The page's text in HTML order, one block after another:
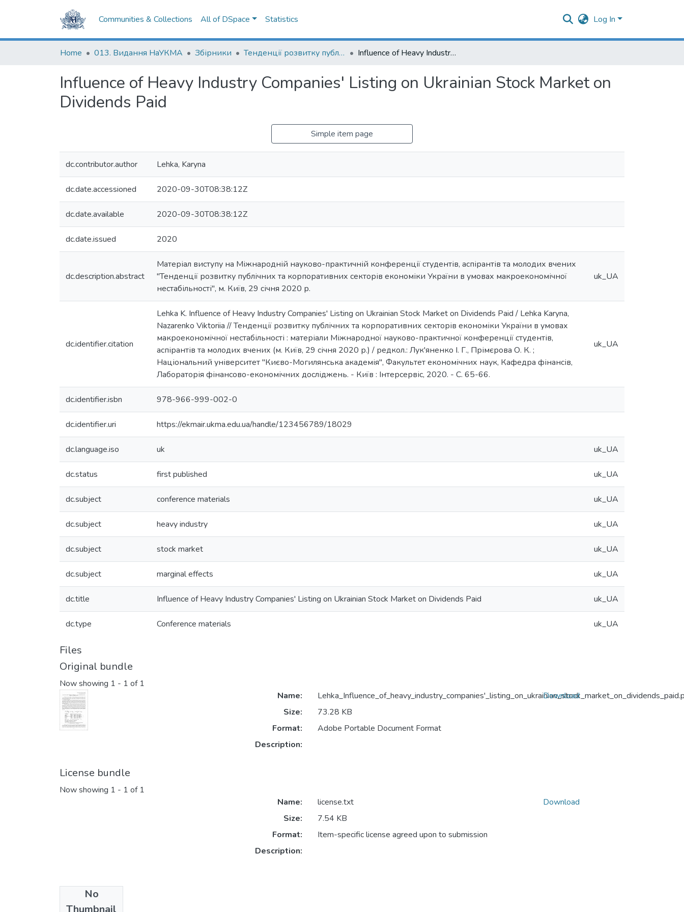
Communities & Collections All of DSpace Statistics Log In
Home 013. Видання НаУКМА Збірники Тенденції розвитку публічних та корпоративних секторів економіки України в умовах макроекономічної нестабільності: матеріали Міжнародної науково-практичної конференції студентів, аспірантів та молодих вчених Influence of Heavy Industry Companies' Listing on Ukrainian Stock Market on Dividends Paid
Influence of Heavy Industry Companies' Listing on Ukrainian Stock Market on
Dividends Paid
Simple item page
dc.contributor.author Lehka, Karyna
dc.date.accessioned 2020-09-30T08:38:12Z
dc.date.available 2020-09-30T08:38:12Z
dc.date.issued 2020
dc.description.abstract
Матеріал виступу на Міжнародній науково-практичній конференції студентів, аспірантів та молодих вчених
"Тенденції розвитку публічних та корпоративних секторів економіки України в умовах макроекономічної
нестабільності", м. Київ, 29 січня 2020 р.
uk_UA
dc.identifier.citation
Lehka K. Influence of Heavy Industry Companies' Listing on Ukrainian Stock Market on Dividends Paid / Lehka Karyna,
Nazarenko Viktoriia // Тенденції розвитку публічних та корпоративних секторів економіки України в умовах
макроекономічної нестабільності : матеріали Міжнародної науково-практичної конференції студентів,
аспірантів та молодих вчених (м. Київ, 29 січня 2020 р.) / редкол.: Лук'яненко І. Г., Прімєрова О. К. ;
Національний університет "Києво-Могилянська академія", Факультет економічних наук, Кафедра фінансів,
Лабораторія фінансово-економічних досліджень. - Київ : Інтерсервіс, 2020. - С. 65-66.
uk_UA
dc.identifier.isbn 978-966-999-002-0
dc.identifier.uri https://ekmair.ukma.edu.ua/handle/123456789/18029
dc.language.iso uk uk_UA
dc.status first published uk_UA
dc.subject conference materials uk_UA
dc.subject heavy industry uk_UA
dc.subject stock market uk_UA
dc.subject marginal effects uk_UA
dc.title Influence of Heavy Industry Companies' Listing on Ukrainian Stock Market on Dividends Paid uk_UA
dc.type Conference materials uk_UA
Files
Original bundle
Now showing 1 - 1 of 1
Name:
Size:
73.28 KB
Format:
Adobe Portable Document Format
Description:
Download
License bundle
Now showing 1 - 1 of 1
No
Thumbnail
Name:
license.txt
Size:
7.54 KB
Format:
Item-specific license agreed upon to submission
Description:
Download
Collections